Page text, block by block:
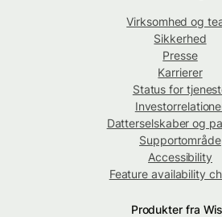
Virksomhed og
Sikkerhed
Presse
Karrierer
Status for
Datterselskaber og
Supportområde
Accessibility
Feature availability
Produkter fra